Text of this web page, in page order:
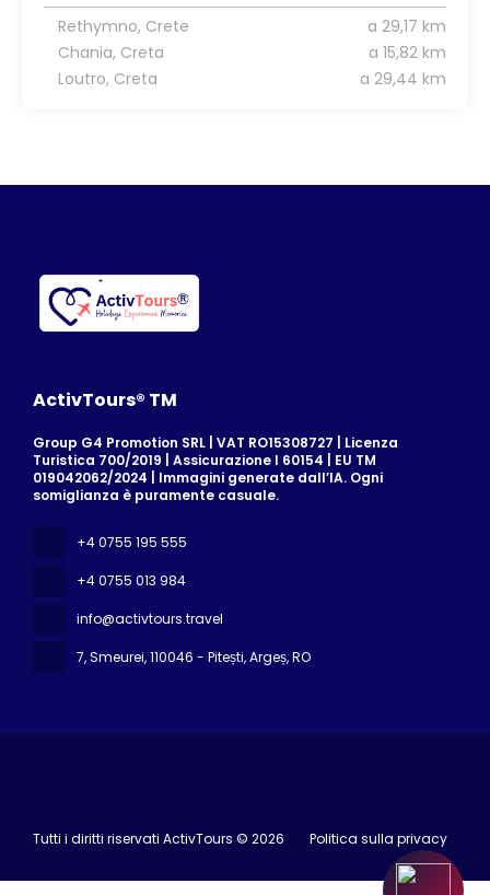
Rethymno, Crete
a 29,17 km
Chania, Creta
a 15,82 km
Loutro, Creta
a 29,44 km
ActivTours® TM
Group G4 Promotion SRL | VAT RO15308727 | Licenza
Turistica 700/2019 | Assicurazione I 60154 | EU TM
019042062/2024 | Immagini generate dall’IA. Ogni
somiglianza è puramente casuale.
+4 0755 195 555
+4 0755 013 984
info@activtours.travel
7, Smeurei, 110046 - Pitești, Argeș, RO
Tutti i diritti riservati ActivTours © 2026 Politica sulla privacy